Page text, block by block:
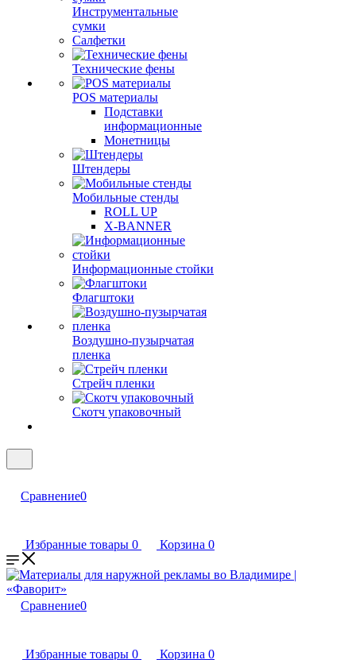
Инструментальные
сумки
Салфетки
Технические фены
POS материалы
Подставки
информационные
Монетницы
Штендеры
Мобильные стенды
ROLL UP
X-BANNER
Информационные стойки
Флагштоки
Воздушно-пузырчатая
пленка
Стрейч пленки
Скотч упаковочный
Сравнение0
Избранные товары 0 Корзина 0
Сравнение0
Избранные товары 0 Корзина 0